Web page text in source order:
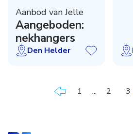
Aanbod van Jelle
Aangeboden:
nekhangers
Den Helder
1 ... 2 3